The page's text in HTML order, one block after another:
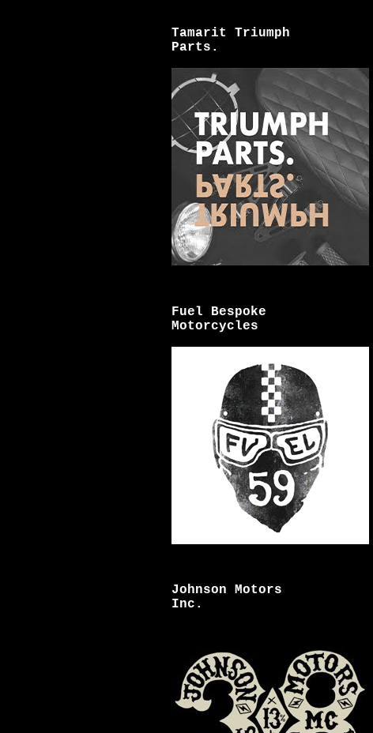
Tamarit Triumph
Parts.
Fuel Bespoke
Motorcycles
Johnson Motors
Inc.